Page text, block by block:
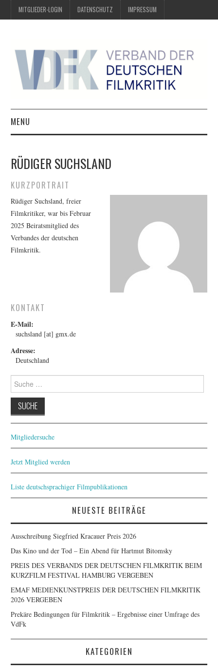
MITGLIEDER-LOGIN DATENSCHUTZ IMPRESSUM
MENU
PREIS DER DEUTSCHEN
FESTIVALPREISE
S. KRACAUER PREIS
RÜDIGER SUCHSLAND
KURZPORTRAIT
Rüdiger Suchsland, freier
Filmkritiker, war bis Februar
2025 Beiratsmitglied des
Verbandes der deutschen
Filmkritik.
KONTAKT
E-Mail:
suchsland [at] gmx.de
Adresse:
Deutschland
Suche
nach:
Mitgliedersuche
Jetzt Mitglied werden
Liste deutschsprachiger Filmpublikationen
NEUESTE BEITRÄGE
Ausschreibung Siegfried Kracauer Preis 2026
Das Kino und der Tod – Ein Abend für Hartmut Bitomsky
PREIS DES VERBANDS DER DEUTSCHEN FILMKRITIK BEIM
KURZFILM FESTIVAL HAMBURG VERGEBEN
EMAF MEDIENKUNSTPREIS DER DEUTSCHEN FILMKRITIK
2026 VERGEBEN
Prekäre Bedingungen für Filmkritik – Ergebnisse einer Umfrage des
VdFk
KATEGORIEN